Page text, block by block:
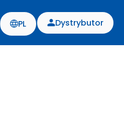
PL Dystrybutor